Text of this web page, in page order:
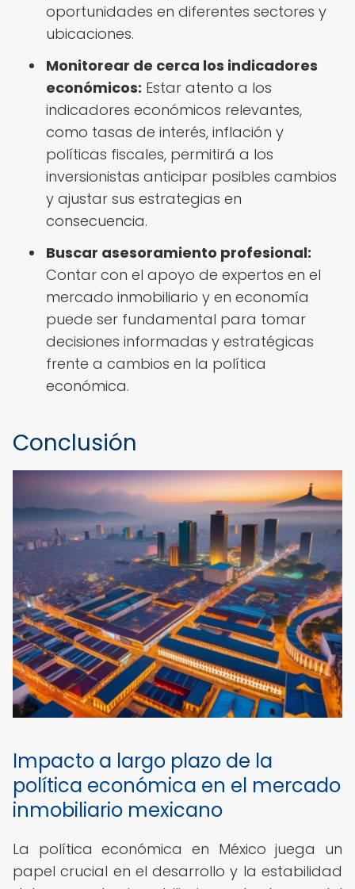
oportunidades en diferentes sectores y
ubicaciones.
Monitorear de cerca los indicadores
económicos: Estar atento a los
indicadores económicos relevantes,
como tasas de interés, inflación y
políticas fiscales, permitirá a los
inversionistas anticipar posibles cambios
y ajustar sus estrategias en
consecuencia.
Buscar asesoramiento profesional:
Contar con el apoyo de expertos en el
mercado inmobiliario y en economía
puede ser fundamental para tomar
decisiones informadas y estratégicas
frente a cambios en la política
económica.
Conclusión
Impacto a largo plazo de la
política económica en el mercado
inmobiliario mexicano
La política económica en México juega un
papel crucial en el desarrollo y la estabilidad